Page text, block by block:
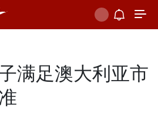
满足澳大利亚市